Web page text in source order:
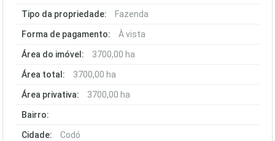
Tipo da propriedade: Fazenda
Forma de pagamento: À vista
Área do imóvel: 3700,00 ha
Área total: 3700,00 ha
Área privativa: 3700,00 ha
Bairro:
Cidade: Codó